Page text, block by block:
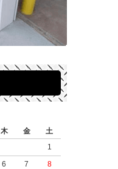
木 金
土
1
6 7
8